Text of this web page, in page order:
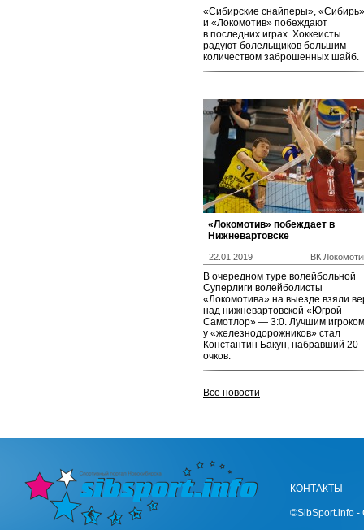
«Сибирские снайперы», «Сибирь»
и «Локомотив» побеждают
в последних играх. Хоккеисты
радуют болельщиков большим
количеством заброшенных шайб.
«Локомотив» побеждает в
Нижневартовске
22.01.2019 ВК
В очередном туре волейбольной
Суперлиги волейболисты
«Локомотива» на выезде взяли
над нижневартовской «Югрой-
Самотлор» — 3:0. Лучшим игроком
у «железнодорожников» стал
Константин Бакун, набравший 20
очков.
Все новости
КОНТАКТЫ
©SibSport.info -